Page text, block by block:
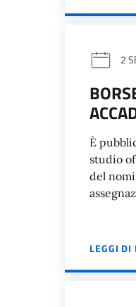
2
È
studio
del
LEGGI DI